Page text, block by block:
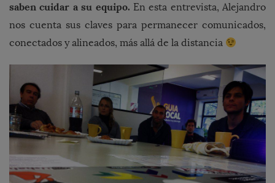
saben cuidar a su equipo. En esta entrevista, Alejandro
nos cuenta sus claves para permanecer comunicados,
conectados y alineados, más allá de la distancia